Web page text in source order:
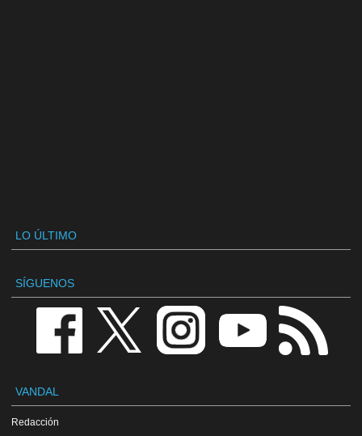
LO ÚLTIMO
SÍGUENOS
VANDAL
Redacción